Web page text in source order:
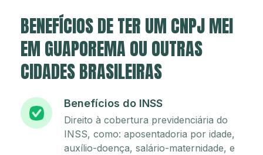
BENEFÍCIOS DE TER UM CNPJ MEI
EM GUAPOREMA OU OUTRAS
CIDADES BRASILEIRAS
Benefícios do INSS
Direito à cobertura previdenciária do
INSS, como: aposentadoria por idade,
auxílio-doença, salário-maternidade, e